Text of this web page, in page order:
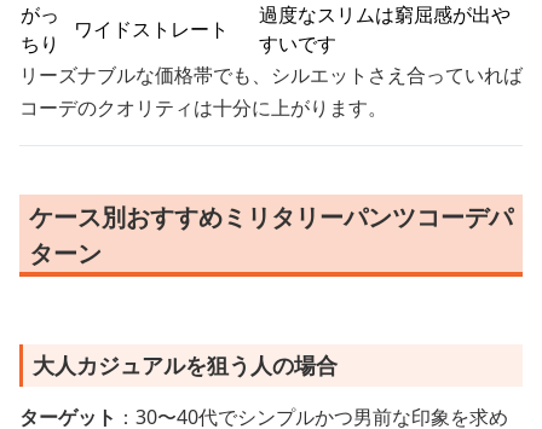
がっ
ちり
ワイドストレート
過度なスリムは窮屈感が出や
すいです
リーズナブルな価格帯でも、シルエットさえ合っていれば
コーデのクオリティは十分に上がります。
ケース別おすすめミリタリーパンツコーデパ
ターン
大人カジュアルを狙う人の場合
ターゲット ：30〜40代でシンプルかつ男前な印象を求め